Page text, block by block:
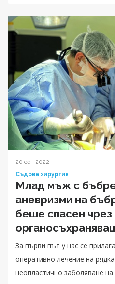
20 сеп 2022
Съдова хирургия
Млад мъж с
аневризми на
беше спасен
За първи път у нас се
оперативно лечение на
неопластично заболяване